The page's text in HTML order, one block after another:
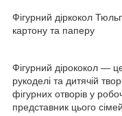
Фігурний діркокол
картону та паперу
Фігурний дірококол —
рукоделі та дитячій
фігурних отворів у
представник цього